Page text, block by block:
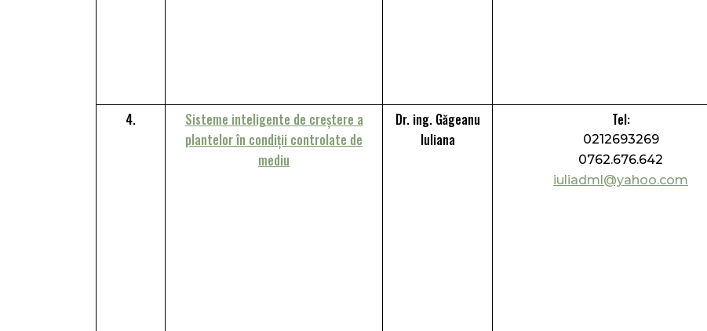
4.
Sisteme inteligente de creștere a
plantelor în condiții controlate de
mediu
Dr. ing. Găgeanu
Iuliana
Tel:
0212693269
0762.676.642
iuliadml@yahoo.com